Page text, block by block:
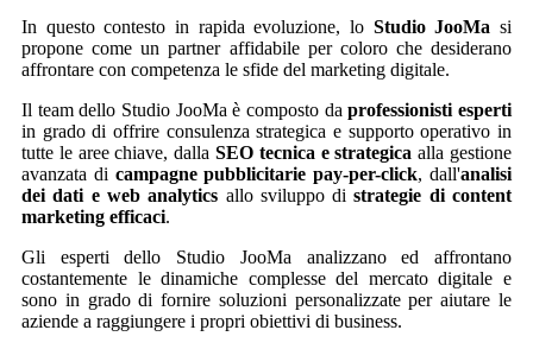
In questo contesto in rapida evoluzione, lo Studio JooMa si
propone come un partner affidabile per coloro che desiderano
affrontare con competenza le sfide del marketing digitale.
Il team dello Studio JooMa è composto daprofessionisti esperti
in grado di offrire consulenza strategica e supporto operativo in
tutte le aree chiave, dalla SEO tecnica e strategica alla gestione
avanzata di campagne pubblicitarie pay-per-click, dall'analisi
dei dati e web analytics allo sviluppo distrategie di content
marketing efficaci.
Gli esperti dello Studio JooMa analizzano ed affrontano
costantemente le dinamiche complesse del mercato digitale e
sono in grado di fornire soluzioni personalizzate per aiutare le
aziende a raggiungere i propri obiettivi di business.